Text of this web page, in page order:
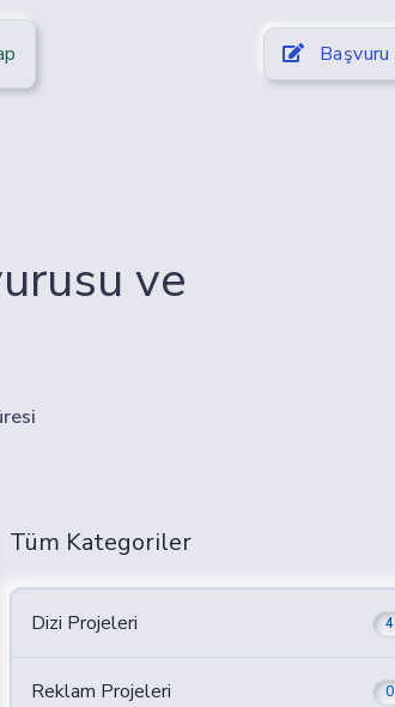
Başvuru
ve
Tüm Kategoriler
Dizi Projeleri 4
Reklam Projeleri 0